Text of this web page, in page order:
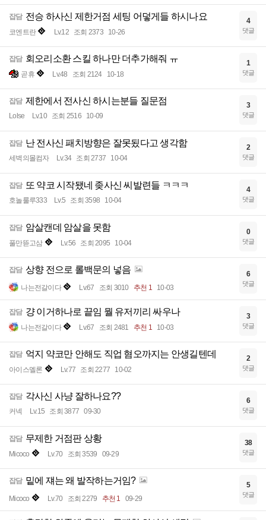
잡담 전승 하사신 제한거점 세팅 어덯게들 하시나요
코엔트란 Lv.12 조회 2373 10-26
4
댓글
잡담 회오리소환 스킬 하나만 더추가해줘 ㅠ
곧휴 Lv.48 조회 2124 10-18
1
댓글
잡담 제한에서 전사신 하시는분들 질문점
Lolse Lv.10 조회 2516 10-09
3
댓글
잡담 난 전사신 패치방향은 잘못됬다고 생각함
세벽의몰컴자 Lv.34 조회 2737 10-04
2
댓글
잡담 또 약코 시작됐네 좆사신 씨발련들 ㅋㅋㅋ
호놀룰루333 Lv.5 조회 3598 10-04
4
댓글
잡담 암살캔데 암살을 못함
풀만뜯고삼 Lv.56 조회 2095 10-04
0
댓글
잡담 상향 전으로 롤백문의 넣음
나는전갈이다 Lv.67 조회 3010 추천 1 10-03
6
댓글
잡담 걍 이거하나로 끝임 뭘 유저끼리 싸우나
나는전갈이다 Lv.67 조회 2481 추천 1 10-03
3
댓글
잡담 억지 약코만 안해도 직업 혐오까지는 안생길텐데
아이스멜론 Lv.77 조회 2277 10-02
2
댓글
잡담 각사신 사냥 잘하나요??
커넥 Lv.15 조회 3877 09-30
6
댓글
잡담 무제한 거점판 상황
Micoco Lv.70 조회 3539 09-29
38
댓글
잡담 밑에 쟤는 왜 발작하는거임?
Micoco Lv.70 조회 2279 추천 1 09-29
5
댓글